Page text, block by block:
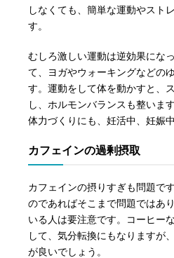
しなくても、簡単な運動やスト
す。
むしろ激しい運動は逆効果にな
て、ヨガやウォーキングなどの
す。運動をして体を動かすと、
し、ホルモンバランスも整いま
体力づくりにも、妊活中、妊娠
カフェインの過剰摂取
カフェインの摂りすぎも問題で
のであればそこまで問題ではあ
いる人は要注意です。コーヒー
して、気分転換にもなりますが
が良いでしょう。